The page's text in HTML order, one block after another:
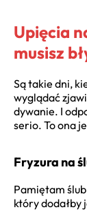
Upięcia
musisz
Są takie dni,
wyglądać
dywanie. I
serio. To ona
Fryzura na
Pamiętam
który dodałby